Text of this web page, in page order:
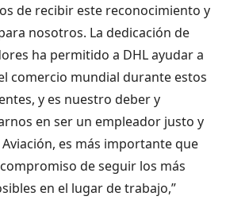
de recibir este reconocimiento y
nosotros. La dedicación de
ha permitido a DHL ayudar a
comercio mundial durante estos
y es nuestro deber y
en ser un empleador justo y
es más importante que
de seguir los más
en el lugar de trabajo,”